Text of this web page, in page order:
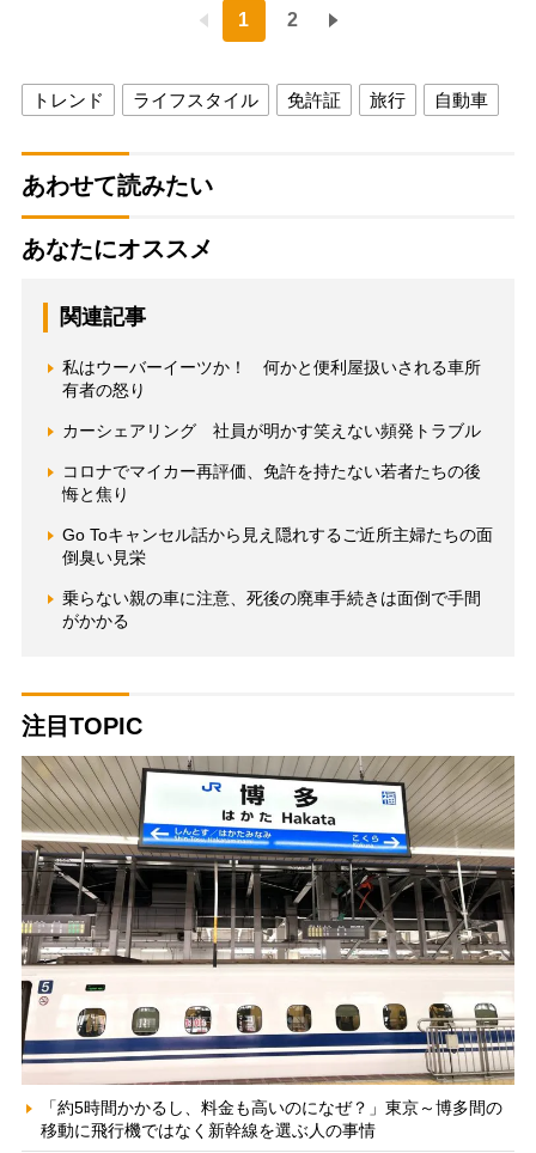
1 2
トレンド ライフスタイル 免許証 旅行 自動車
あわせて読みたい
あなたにオススメ
関連記事
私はウーバーイーツか！ 何かと便利屋扱いされる車所
有者の怒り
カーシェアリング 社員が明かす笑えない頻発トラブル
コロナでマイカー再評価、免許を持たない若者たちの後
悔と焦り
Go Toキャンセル話から見え隠れするご近所主婦たちの面
倒臭い見栄
乗らない親の車に注意、死後の廃車手続きは面倒で手間
がかかる
注目TOPIC
「約5時間かかるし、料金も高いのになぜ？」東京～博多間の
移動に飛行機ではなく新幹線を選ぶ人の事情